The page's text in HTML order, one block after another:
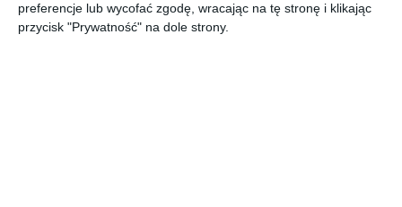
preferencje lub wycofać zgodę, wracając na tę stronę i klikając
przycisk "Prywatność" na dole strony.